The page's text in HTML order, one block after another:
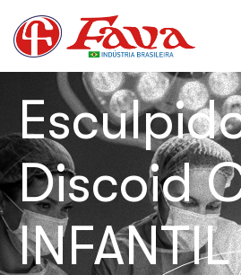
Discoid
INFANTIL